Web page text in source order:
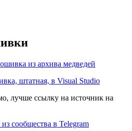
из архива медведей
штатная, в Visual Studio
лучше ссылку на источник на
сообщества в Telegram